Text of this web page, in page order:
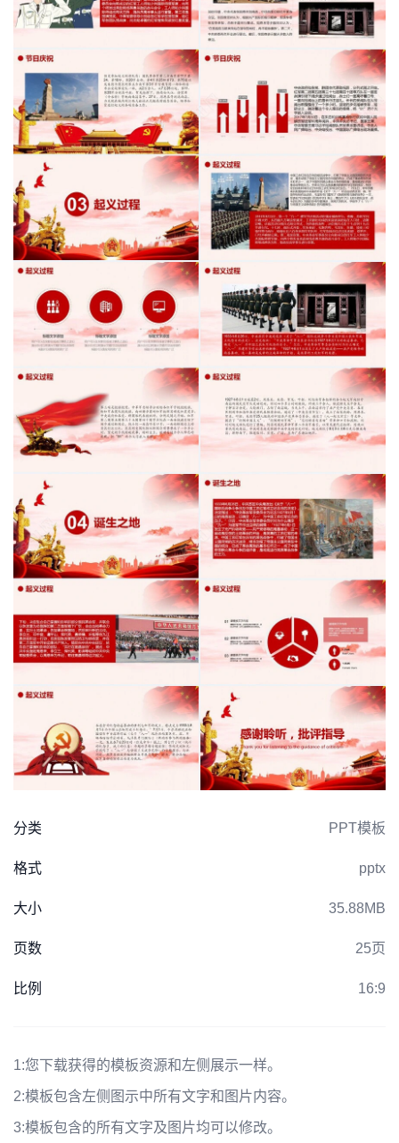
分类 PPT模板
格式 pptx
大小 35.88MB
页数 25页
比例 16:9
1:您下载获得的模板资源和左侧展示一样。
2:模板包含左侧图示中所有文字和图片内容。
3:模板包含的所有文字及图片均可以修改。